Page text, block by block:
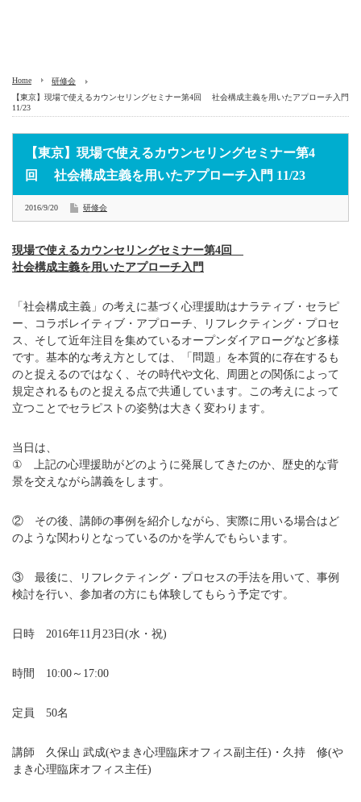
Home
研修会
【東京】現場で使えるカウンセリングセミナー第4回 社会構成主義を用いたアプローチ入門
11/23
【東京】現場で使えるカウンセリングセミナー第4
回 社会構成主義を用いたアプローチ入門 11/23
2016/9/20 研修会
現場で使えるカウンセリングセミナー第4回
社会構成主義を用いたアプローチ入門
「社会構成主義」の考えに基づく心理援助はナラティブ・セラピ
ー、コラボレイティブ・アプローチ、リフレクティング・プロセ
ス、そして近年注目を集めているオープンダイアローグなど多様
です。基本的な考え方としては、「問題」を本質的に存在するも
のと捉えるのではなく、その時代や文化、周囲との関係によって
規定されるものと捉える点で共通しています。この考えによって
立つことでセラピストの姿勢は大きく変わります。
当日は、
① 上記の心理援助がどのように発展してきたのか、歴史的な背
景を交えながら講義をします。
② その後、講師の事例を紹介しながら、実際に用いる場合はど
のような関わりとなっているのかを学んでもらいます。
③ 最後に、リフレクティング・プロセスの手法を用いて、事例
検討を行い、参加者の方にも体験してもらう予定です。
日時 2016年11月23日(水・祝)
時間 10:00～17:00
定員 50名
講師 久保山 武成(やまき心理臨床オフィス副主任)・久持 修(や
まき心理臨床オフィス主任)